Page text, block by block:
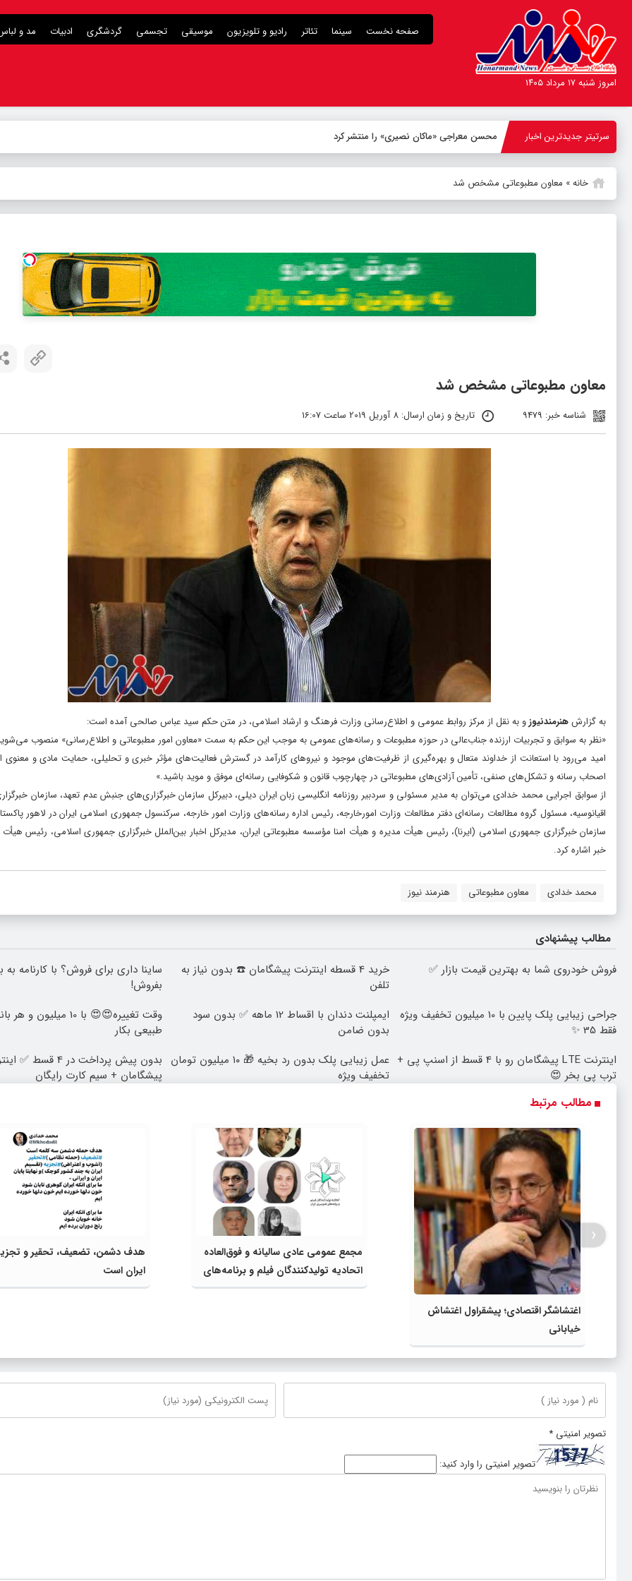
صفحه نخست سینما تئاتر رادیو و تلویزیون موسیقی تجسمی گردشگری ادبیات مد و
امروز شنبه ۱۷ مرداد ۱۴۰۵
سرتیتر جدیدترین اخبار -
خانه» معاون مطبوعاتی مشخص شد
معاون مطبوعاتی مشخص شد
شناسه خبر: 9479 تاریخ و زمان ارسال: 8 آوریل 2019 ساعت 16:07
به گزارشهنرمندنیوزو به نقل از مرکز روابط عمومی و اطلاع‌رسانی وزارت فرهنگ و ارشاد اسلامی، در متن حکم سید عباس صالحی آمده است:
«نظر به سوابق و تجربیات ارزنده جناب‌عالی در حوزه مطبوعات و رسانه‌های عمومی به موجب این حکم به سمت «معاون امور مطبوعاتی و اطلاع‌رسانی» منصوب
امید می‌رود با استعانت از خداوند متعال و بهره‌گیری از ظرفیت‌های موجود و نیروهای کارآمد در گسترش فعالیت‌های مؤثر خبری و تحلیلی، حمایت مادی و معنوی
اصحاب رسانه و تشکل‌های صنفی، تأمین آزادی‌های مطبوعاتی در چهارچوب قانون و شکوفایی رسانه‌ای موفق و موید باشید.»
از سوابق اجرایی محمد خدادی می‌توان به مدیر مسئولی و سردبیر روزنامه انگلیسی زبان ایران دیلی، دبیرکل سازمان خبرگزاری‌های جنبش عدم تعهد، سازمان
اقیانوسیه، مسئول گروه مطالعات رسانه‌ای دفتر مطالعات وزارت امورخارجه، رئیس اداره رسانه‌های وزارت امور خارجه، سرکنسول جمهوری اسلامی ایران در لاهور
سازمان خبرگزاری جمهوری اسلامی (ایرنا)، رئیس هیأت مدیره و هیأت امنا مؤسسه مطبوعاتی ایران، مدیرکل اخبار بین‌الملل خبرگزاری جمهوری اسلامی، رئیس هیأت
خبر اشاره کرد.
محمد خدادی معاون مطبوعاتی هنرمند نیوز
مطالب پیشنهادی
فروش خودروی شما به بهترین قیمت بازار ✅
خرید 4 قسطه اینترنت پیشگامان ☎️ بدون نیاز به
تلفن
ساینا داری برای فروش؟ با کارنامه
بفروش!
جراحی زیبایی پلک پایین با 10 میلیون تخفیف ویژه
فقط 35 ✨
ایمپلنت دندان با اقساط 12 ماهه ✅ بدون سود
بدون ضامن
وقت تغییره😍😍 با 10
طبیعی بکار
اینترنت LTE پیشگامان رو با 4 قسط از اسنپ پی +
ترب پی بخر 😍
عمل زیبایی پلک بدون رد بخیه 🎁 ۱۰ میلیون تومان
تخفیف ویژه
پیشگامان + سیم کارت رایگان
مطالب مرتبط
اغتشاشگر اقتصادی؛ پیشقراول اغتشاش
خیابانی
مجمع عمومی عادی سالیانه و فوق‌العاده
اتحادیه تولیدکنندگان فیلم و برنامه‌های
تصویری ایران برگزار شد
هدف دشمن، تضعیف، تحقیر و
ایران است
‹
تصویر امنیتی *
تصویر امنیتی را وارد کنید: